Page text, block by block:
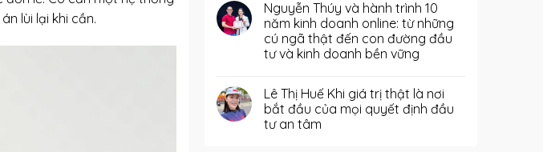
lùi lại khi cần.
Nguyễn Thúy và hành trình 10
năm kinh doanh online: từ những
cú ngã thật đến con đường đầu
tư và kinh doanh bền vững
Lê Thị Huế Khi giá trị thật là nơi
bắt đầu của mọi quyết định đầu
tư an tâm